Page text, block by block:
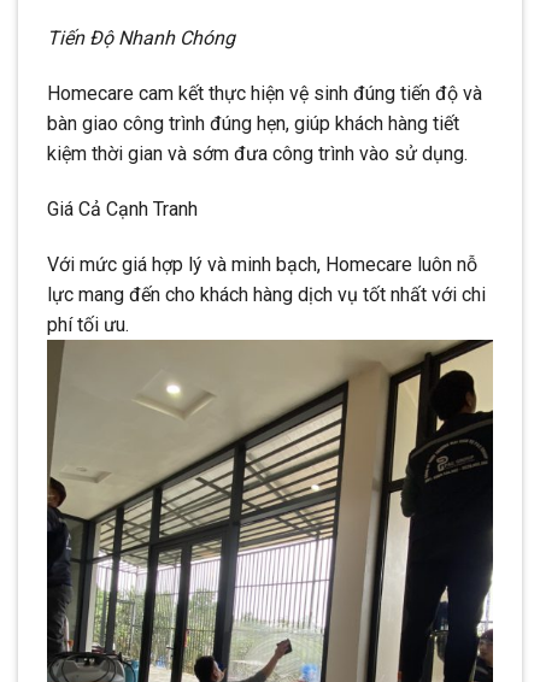
Tiến Độ Nhanh Chóng
Homecare cam kết thực hiện vệ sinh đúng tiến độ và
bàn giao công trình đúng hẹn, giúp khách hàng tiết
kiệm thời gian và sớm đưa công trình vào sử dụng.
Giá Cả Cạnh Tranh
Với mức giá hợp lý và minh bạch, Homecare luôn nỗ
lực mang đến cho khách hàng dịch vụ tốt nhất với chi
phí tối ưu.